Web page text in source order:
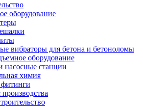
оборудование
вибраторы для бетона и бетоноломы
оборудование
насосные станции
химия